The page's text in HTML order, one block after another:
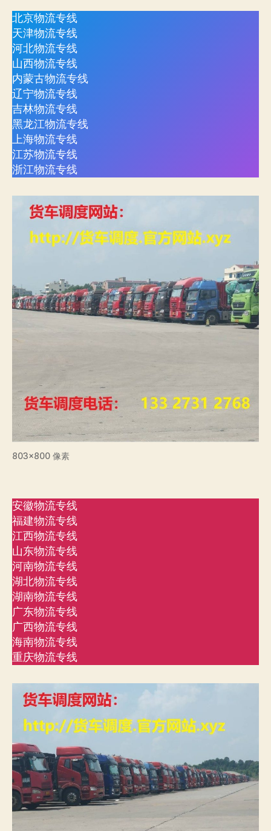
北京物流专线
天津物流专线
河北物流专线
山西物流专线
内蒙古物流专线
辽宁物流专线
吉林物流专线
黑龙江物流专线
上海物流专线
江苏物流专线
浙江物流专线
803×800 像素
安徽物流专线
福建物流专线
江西物流专线
山东物流专线
河南物流专线
湖北物流专线
湖南物流专线
广东物流专线
广西物流专线
海南物流专线
重庆物流专线